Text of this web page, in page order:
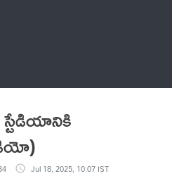
స్టేడియానికి
Jul 18, 2025, 10:07 IST